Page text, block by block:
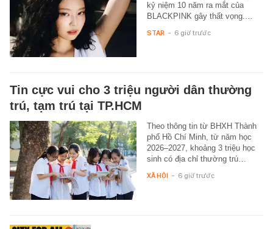
kỷ niệm 10 năm ra mắt của
BLACKPINK gây thất vọng.…
STAR - 6 giờ trước
Tin cực vui cho 3 triệu người dân thường
trú, tạm trú tại TP.HCM
Theo thông tin từ BHXH Thành
phố Hồ Chí Minh, từ năm học
2026–2027, khoảng 3 triệu học
sinh có địa chỉ thường trú…
XÃ HỘI - 6 giờ trước